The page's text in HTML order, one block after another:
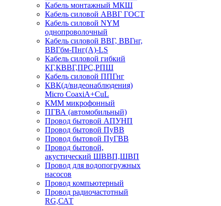
Кабель монтажный МКШ
Кабель силовой АВВГ ГОСТ
Кабель силовой NYM
однопроволочный
Кабель силовой ВВГ, ВВГнг,
ВВГбм-Пнг(А)-LS
Кабель силовой гибкий
КГ,КВВГ,ПРС,РПШ
Кабель силовой ППГнг
КВК(д/видеонаблюдения)
Micro CoaxiA+CuL
КММ микрофонный
ПГВА (автомобильный)
Провод бытовой АПУНП
Провод бытовой ПуВВ
Провод бытовой ПуГВВ
Провод бытовой,
акустический ШВВП,ШВП
Провод для водопогружных
насосов
Провод компьютерный
Провод радиочастотный
RG,САТ